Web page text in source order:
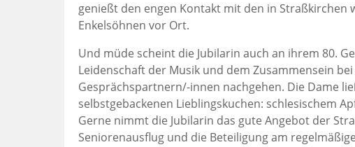
genießt den engen Kontakt mit den in Straßkirchen
Enkelsöhnen vor Ort.
Und müde scheint die Jubilarin auch an ihrem 80.
Leidenschaft der Musik und dem Zusammensein
Gesprächspartnern/-innen nachgehen. Die Dame
selbstgebackenen Lieblingskuchen: schlesischem
Gerne nimmt die Jubilarin das gute Angebot der
Seniorenausflug und die Beteiligung am